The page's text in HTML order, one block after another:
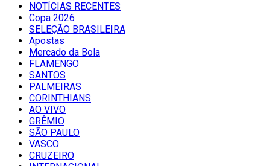
NOTÍCIAS RECENTES
Copa 2026
SELEÇÃO BRASILEIRA
Apostas
Mercado da Bola
FLAMENGO
SANTOS
PALMEIRAS
CORINTHIANS
AO VIVO
GRÊMIO
SĀO PAULO
VASCO
CRUZEIRO